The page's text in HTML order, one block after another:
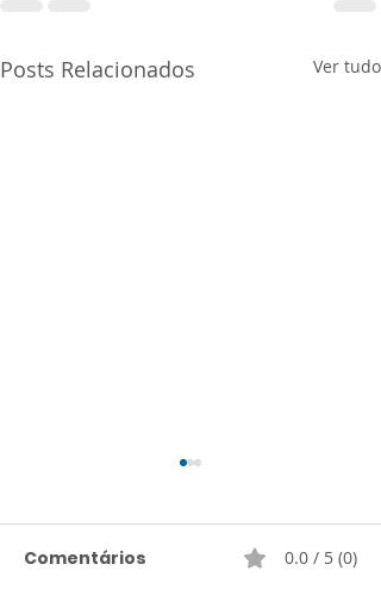
Posts Relacionados Ver tudo
Comentários 0.0 / 5 (0)